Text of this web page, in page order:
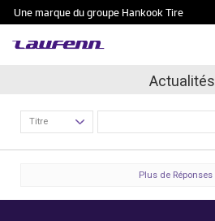
Une marque du groupe Hankook Tire
Actualités
Titre
Plus de Réponses